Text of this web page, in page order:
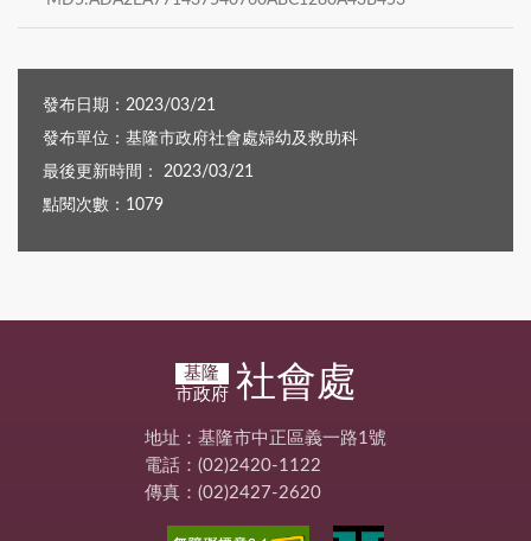
發布日期：2023/03/21
發布單位：基隆市政府社會處婦幼及救助科
最後更新時間： 2023/03/21
點閱次數：1079
基隆
市政府 社會處
地址：基隆市中正區義一路1號
電話：(02)2420-1122
傳真：(02)2427-2620